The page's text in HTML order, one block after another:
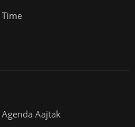
Time
Agenda Aajtak